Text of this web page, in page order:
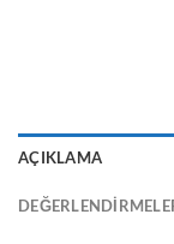
AÇIKLAMA